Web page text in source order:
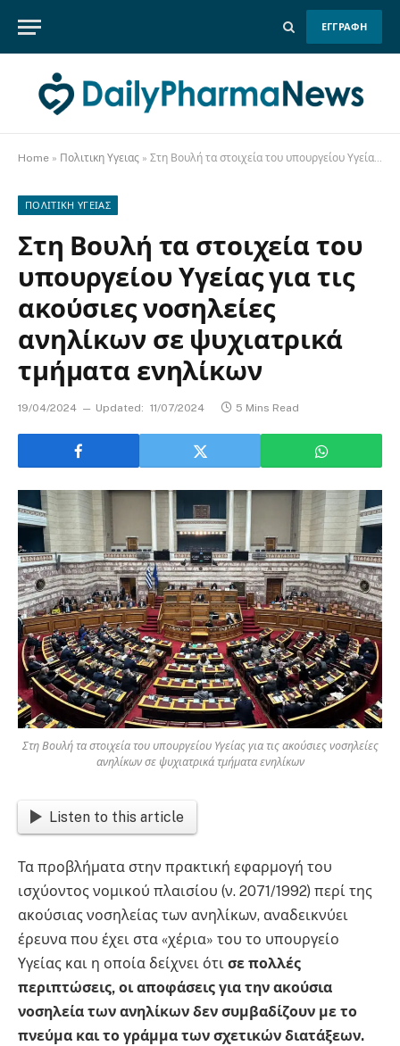
ΕΓΓΡΑΦΗ
Home » Πολιτικη Υγειας » Στη Βουλή τα στοιχεία του υπουργείου Υγείας για τις ακούσιες νοσηλείες ανηλίκων σε ψυχιατρικά τμήματα ενηλίκων
ΠΟΛΙΤΙΚΗ ΥΓΕΙΑΣ
Στη Βουλή τα στοιχεία του
υπουργείου Υγείας για τις
ακούσιες νοσηλείες
ανηλίκων σε ψυχιατρικά
τμήματα ενηλίκων
19/04/2024 Updated: 11/07/2024 5 Mins Read
Στη Βουλή τα στοιχεία του υπουργείου Υγείας για τις ακούσιες νοσηλείες
ανηλίκων σε ψυχιατρικά τμήματα ενηλίκων
Listen to this article
Τα προβλήματα στην πρακτική εφαρμογή του
ισχύοντος νομικού πλαισίου (ν. 2071/1992) περί της
ακούσιας νοσηλείας των ανηλίκων, αναδεικνύει
έρευνα που έχει στα «χέρια» του το υπουργείο
Υγείας και η οποία δείχνει ότι σε πολλές
περιπτώσεις, οι αποφάσεις για την ακούσια
νοσηλεία των ανηλίκων δεν συμβαδίζουν με το
πνεύμα και το γράμμα των σχετικών διατάξεων.